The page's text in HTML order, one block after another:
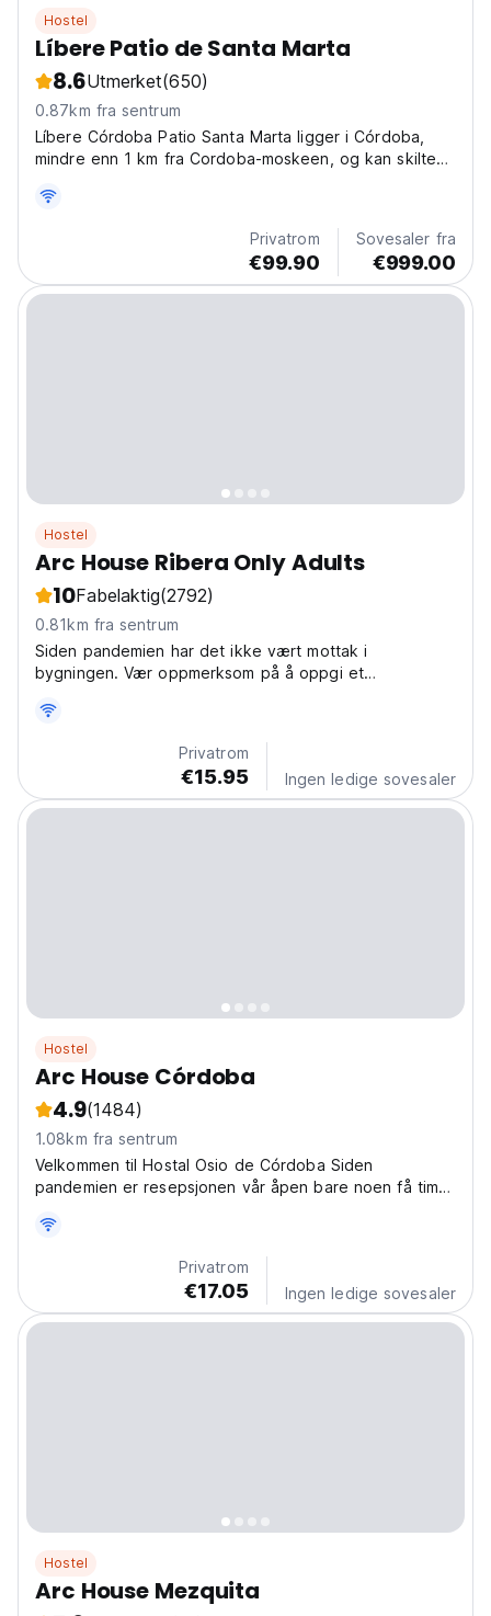
Hostel
Líbere Patio de Santa Marta
8.6Utmerket(650)
0.87km fra sentrum
Líbere Córdoba Patio Santa Marta ligger i Córdoba,
mindre enn 1 km fra Cordoba-moskeen, og kan skilte
en bar og gratis Wi-Fi.
Privatrom
€99.90
Sovesaler fra
€999.00
Hostel
Arc House Ribera Only Adults
10Fabelaktig(2792)
0.81km fra sentrum
Siden pandemien har det ikke vært mottak i
bygningen. Vær oppmerksom på å oppgi et
Privatrom
€15.95 Ingen ledige sovesaler
Hostel
Arc House Córdoba
4.9(1484)
1.08km fra sentrum
Velkommen til Hostal Osio de Córdoba Siden
pandemien er resepsjonen vår åpen bare noen få timer
Privatrom
€17.05 Ingen ledige sovesaler
Hostel
Arc House Mezquita